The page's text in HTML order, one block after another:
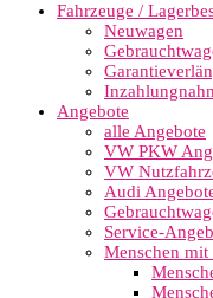
Fahrzeuge /
Neuwagen
Angebote
alle Angebote
VW PKW
VW
Audi
Service-
Menschen mit